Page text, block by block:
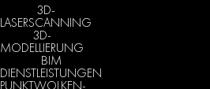
3D-
LASERSCANNING
3D-
MODELLIERUNG
BIM
DIENSTLEISTUNGEN
PUNKTWOLKEN-